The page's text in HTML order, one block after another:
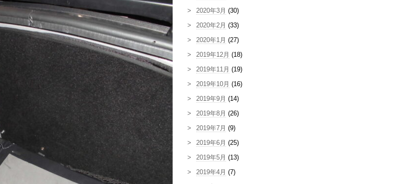
2020年3月 (30)
2020年2月 (33)
2020年1月 (27)
2019年12月 (18)
2019年11月 (19)
2019年10月 (16)
2019年9月 (14)
2019年8月 (26)
2019年7月 (9)
2019年6月 (25)
2019年5月 (13)
2019年4月 (7)